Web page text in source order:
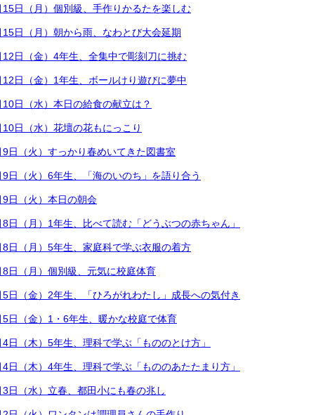
15日（月）個別級、手作りかるたを楽しむ
15日（月）朝から雨、なわとび大会延期
12日（金）4年生、全集中で彫刻刀に挑む
12日（金）1年生、ボールけり遊びに夢中
10日（水）本日の給食の献立は？
10日（水）花壇の花もにっこり
9日（火）すっかり春めいてきた図書室
9日（火）6年生、「海のいのち」を語り合う
9日（火）本日の朝会
8日（月）1年生、比べて読む「どうぶつの赤ちゃん」
8日（月）5年生、家庭科で学ぶ衣服の着方
8日（月）個別級、元気に校庭体育
5日（金）2年生、「ひろがれわたし」成長への気付き
5日（金）1・6年生、暖かな校庭で体育
4日（木）5年生、理科で学ぶ「もののとけ方」
4日（木）4年生、理科で学ぶ「もののあたたまり方」
3日（水）立春、都田小にも春の兆し